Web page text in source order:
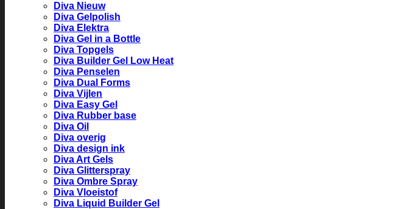
Diva Nieuw
Diva Gelpolish
Diva Elektra
Diva Gel in a Bottle
Diva Topgels
Diva Builder Gel Low Heat
Diva Penselen
Diva Dual Forms
Diva Vijlen
Diva Easy Gel
Diva Rubber base
Diva Oil
Diva overig
Diva design ink
Diva Art Gels
Diva Glitterspray
Diva Ombre Spray
Diva Vloeistof
Diva Liquid Builder Gel